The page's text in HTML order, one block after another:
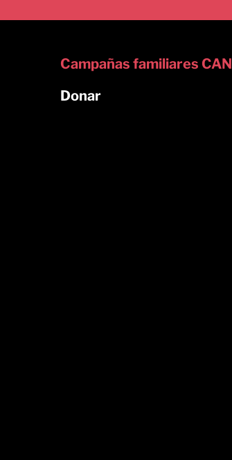
Campañas familiares CAN
Donar